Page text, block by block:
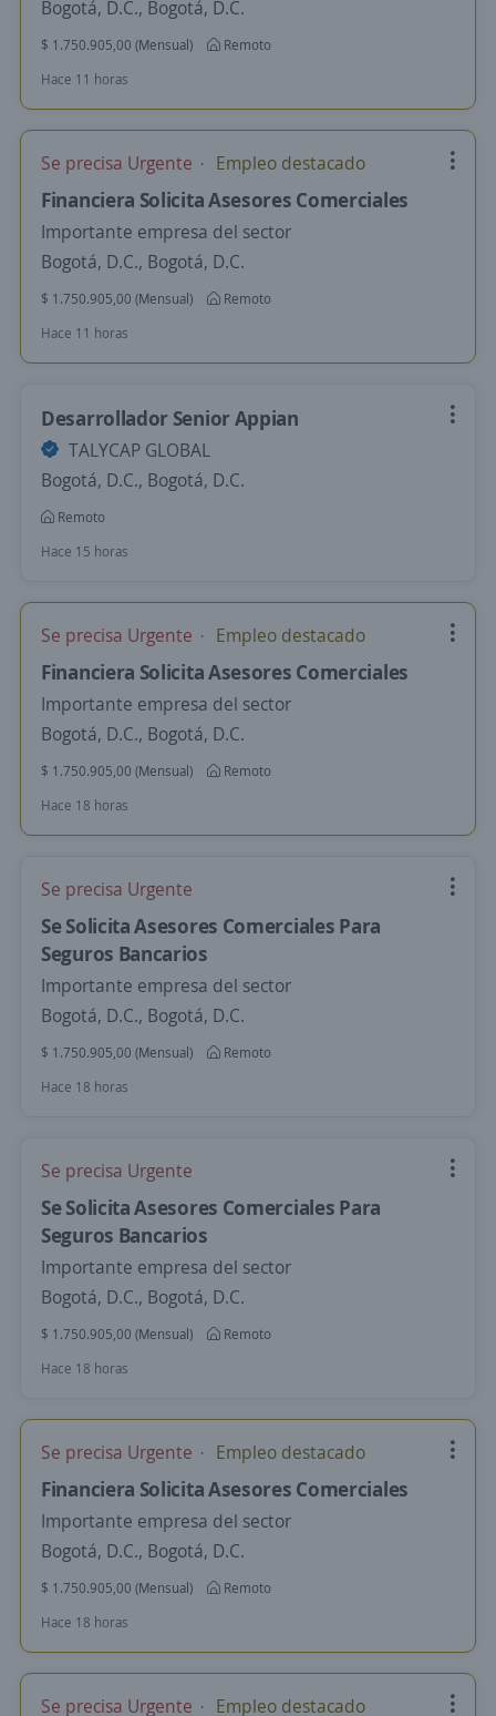
Bogotá, D.C., Bogotá, D.C.
$ 1.750.905,00 (Mensual)
Remoto
Hace 11 horas
Se precisa Urgente Empleo destacado
Financiera Solicita Asesores Comerciales
Importante empresa del sector
Bogotá, D.C., Bogotá, D.C.
$ 1.750.905,00 (Mensual)
Remoto
Hace 11 horas
Desarrollador Senior Appian
TALYCAP GLOBAL
Bogotá, D.C., Bogotá, D.C.
Remoto
Hace 15 horas
Se precisa Urgente Empleo destacado
Financiera Solicita Asesores Comerciales
Importante empresa del sector
Bogotá, D.C., Bogotá, D.C.
$ 1.750.905,00 (Mensual)
Remoto
Hace 18 horas
Se precisa Urgente
Se Solicita Asesores Comerciales Para
Seguros Bancarios
Importante empresa del sector
Bogotá, D.C., Bogotá, D.C.
$ 1.750.905,00 (Mensual)
Remoto
Hace 18 horas
Se precisa Urgente
Se Solicita Asesores Comerciales Para
Seguros Bancarios
Importante empresa del sector
Bogotá, D.C., Bogotá, D.C.
$ 1.750.905,00 (Mensual)
Remoto
Hace 18 horas
Se precisa Urgente Empleo destacado
Financiera Solicita Asesores Comerciales
Importante empresa del sector
Bogotá, D.C., Bogotá, D.C.
$ 1.750.905,00 (Mensual)
Remoto
Hace 18 horas
Se precisa Urgente Empleo destacado